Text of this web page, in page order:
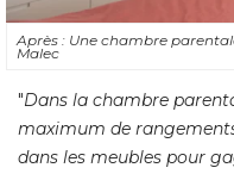
Après : Une chambre
Malec
"Dans la chambre
maximum de
dans les meubles pour